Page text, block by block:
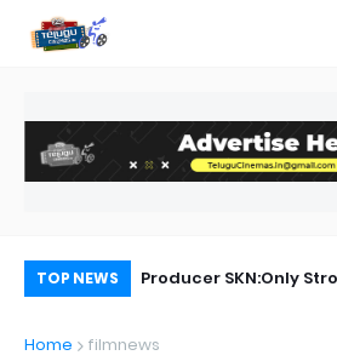
TOP NEWS
Review
Producer SKN:Only
Home filmnews